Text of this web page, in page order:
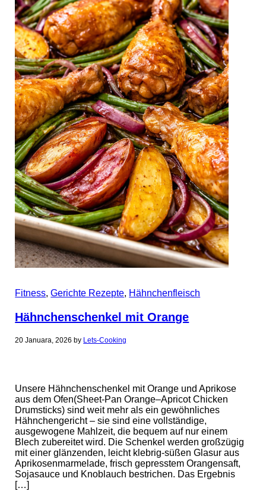
Fitness,Gerichte Rezepte, Hähnchenfleisch
Hähnchenschenkel mit Orange
20 Januara, 2026 by Lets-Cooking
Unsere Hähnchenschenkel mit Orange und Aprikose
aus dem Ofen(Sheet-Pan Orange–Apricot Chicken
Drumsticks) sind weit mehr als ein gewöhnliches
Hähnchengericht – sie sind eine vollständige,
ausgewogene Mahlzeit, die bequem auf nur einem
Blech zubereitet wird. Die Schenkel werden großzügig
mit einer glänzenden, leicht klebrig-süßen Glasur aus
Aprikosenmarmelade, frisch gepresstem Orangensaft,
Sojasauce und Knoblauch bestrichen. Das Ergebnis
[…]